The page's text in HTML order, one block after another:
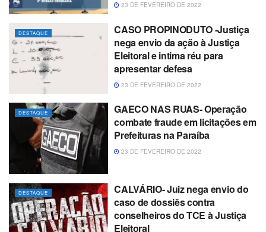
23 DE FEVEREIRO DE 2022
DESTAQUE
CASO PROPINODUTO -Justiça
nega envio da ação à Justiça
Eleitoral e intima réu para
apresentar defesa
23 DE FEVEREIRO DE 2022
DESTAQUE
GAECO NAS RUAS- Operação
combate fraude em licitações em
Prefeituras na Paraíba
23 DE FEVEREIRO DE 2022
DESTAQUE
CALVÁRIO- Juiz nega envio do
caso de dossiês contra
conselheiros do TCE à Justiça
Eleitoral